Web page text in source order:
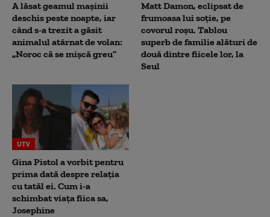
A lăsat geamul mașinii
deschis peste noapte, iar
când s-a trezit a găsit
animalul atârnat de volan:
„Noroc că se mișcă greu”
Matt Damon, eclipsat de
frumoasa lui soție, pe
covorul roșu. Tablou
superb de familie alături de
două dintre fiicele lor, la
Seul
UTV
Gina Pistol a vorbit pentru
prima dată despre relația
cu tatăl ei. Cum i-a
schimbat viața fiica sa,
Josephine